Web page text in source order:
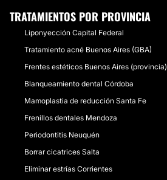
TRATAMIENTOS POR PROVINCIA
Liponyección Capital Federal
Tratamiento acné Buenos Aires (GBA)
Frentes estéticos Buenos Aires (provincia)
Blanqueamiento dental Córdoba
Mamoplastia de reducción Santa Fe
Frenillos dentales Mendoza
Periodontitis Neuquén
Borrar cicatrices Salta
Eliminar estrías Corrientes